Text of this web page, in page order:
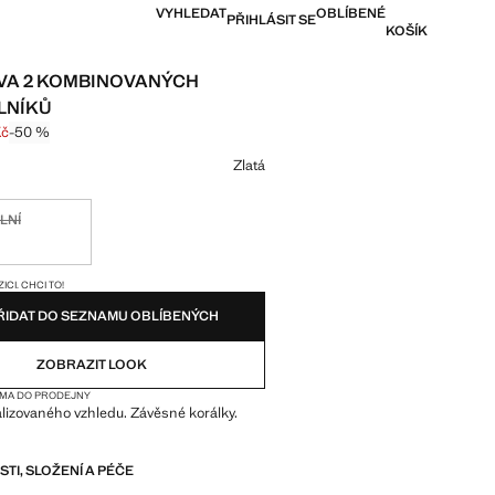
VYHLEDATPŘIHLÁSIT SEOBLÍBENÉ
KOŠÍK
2 KOMBINOVANÝCH
přeškrtnutá [299 Kč ]
Kč ]
-50 %
Zlatá
CHCI TO!
DO SEZNAMU OBLÍBENÝCH
ZOBRAZIT LOOK
DO PRODEJNY
vzhledu. Závěsné korálky.
SLOŽENÍ A PÉČE